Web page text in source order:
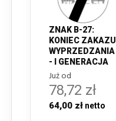
ZNAK B-27:
KONIEC ZAKAZU
WYPRZEDZANIA
- I GENERACJA
Już od
78,72 zł
64,00 zł